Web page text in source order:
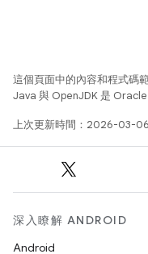
這個頁面中的內容和程式碼
Java 與 OpenJDK 是 Oracle
上次更新時間：2026-03-06
深入瞭解 ANDROID
Android